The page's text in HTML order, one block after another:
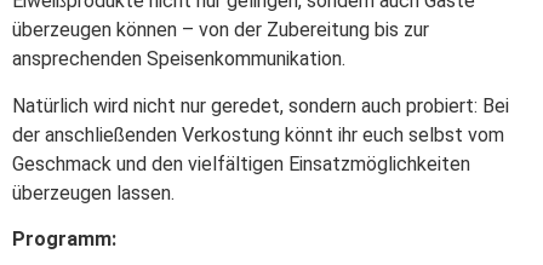
überzeugen können – von der Zubereitung bis zur
ansprechenden Speisenkommunikation.
Natürlich wird nicht nur geredet, sondern auch probiert: Bei
der anschließenden Verkostung könnt ihr euch selbst vom
Geschmack und den vielfältigen Einsatzmöglichkeiten
überzeugen lassen.
Programm: